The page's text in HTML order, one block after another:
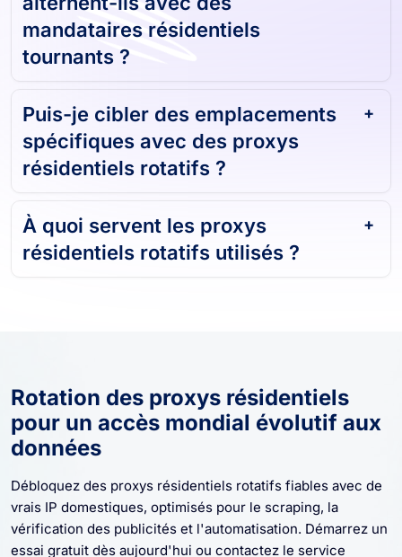
mandataires résidentiels
tournants ?
Puis-je cibler des emplacements
spécifiques avec des proxys
résidentiels rotatifs ?
À quoi servent les proxys
résidentiels rotatifs utilisés ?
Rotation des proxys résidentiels
pour un accès mondial évolutif aux
données
Débloquez des proxys résidentiels rotatifs fiables avec de
vrais IP domestiques, optimisés pour le scraping, la
vérification des publicités et l'automatisation. Démarrez un
essai gratuit dès aujourd'hui ou contactez le service